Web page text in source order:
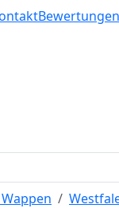
Bewertungen